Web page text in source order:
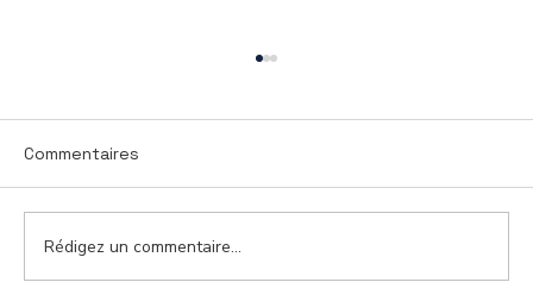
Commentaires
Rédigez un commentaire...